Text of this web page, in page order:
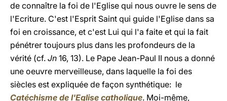
de connaître la foi de l'Eglise qui nous ouvre le sens de
l'Ecriture. C'est l'Esprit Saint qui guide l'Eglise dans sa
foi en croissance, et c'est Lui qui l'a faite et qui la fait
pénétrer toujours plus dans les profondeurs de la
vérité (cf. Jn 16, 13). Le Pape Jean-Paul II nous a donné
une oeuvre merveilleuse, dans laquelle la foi des
siècles est expliquée de façon synthétique: le
Catéchisme de l'Eglise catholique. Moi-même,